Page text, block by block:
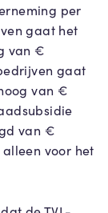
per
gaat het
van €
gaat
van €
van €
voor het